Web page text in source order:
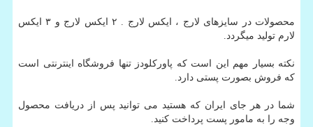
محصولات در سایزهای لارج ، ایکس لارج . ۲ ایکس لارج و ۳ ایکس
لارم تولید میگردد.
نکته بسیار مهم این است که پاورکلودز تنها فروشگاه اینترنتی است
که فروش بصورت پستی دارد.
شما در هر جای ایران که هستید می توانید پس از دریافت محصول
وجه را به مامور پست پرداخت کنید.